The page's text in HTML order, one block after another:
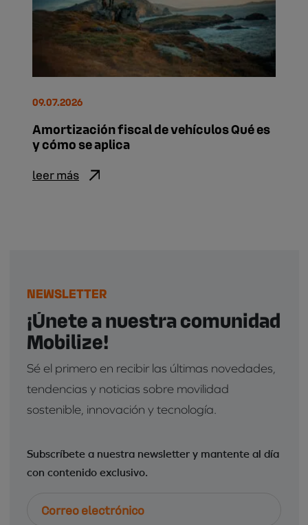
Amortización fiscal de vehículos Qué es
y cómo se aplica
09.07.2026
leer más
NEWSLETTER
¡Únete a nuestra comunidad
Mobilize!
Sé el primero en recibir las últimas novedades,
tendencias y noticias sobre movilidad
sostenible, innovación y tecnología.
Subscríbete a nuestra newsletter y mantente al día
con contenido exclusivo.